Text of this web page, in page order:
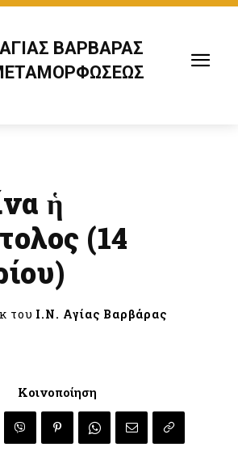
ΑΓΙΑΣ ΒΑΡΒΑΡΑΣ
ἡ
(14
του Ι.Ν. Αγίας Βαρβάρας
Κοινοποίηση